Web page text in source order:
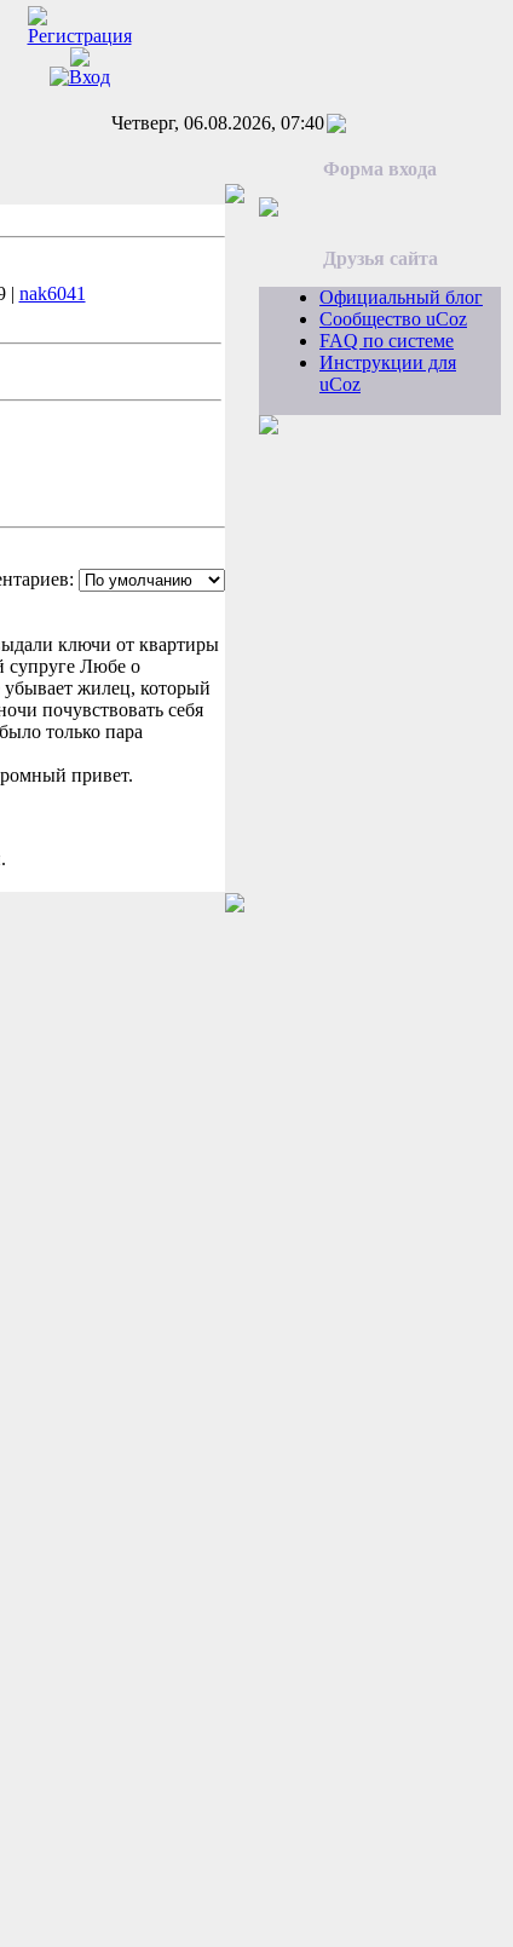
Четверг, 06.08.2026, 07:40
| nak6041
ключи от квартиры
супруге Любе о
жилец, который
почувствовать себя
только пара
привет.
Форма входа
Друзья сайта
Официальный блог
Сообщество uCoz
FAQ по системе
Инструкции для
uCoz